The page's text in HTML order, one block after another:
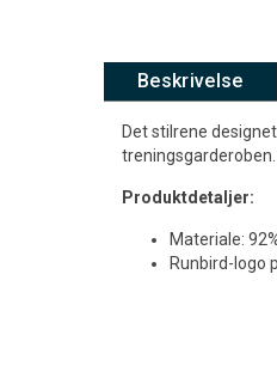
Beskrivelse
Det stilrene
Produktdetaljer:
Materiale:
Runbird-logo